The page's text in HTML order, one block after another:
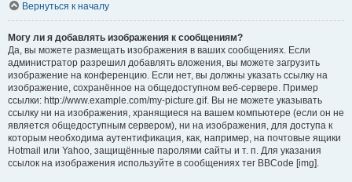
Вернуться к началу
Могу ли я добавлять изображения к сообщениям?
Да, вы можете размещать изображения в ваших сообщениях. Если
администратор разрешил добавлять вложения, вы можете загрузить
изображение на конференцию. Если нет, вы должны указать ссылку на
изображение, сохранённое на общедоступном веб-сервере. Пример
ссылки: http://www.example.com/my-picture.gif. Вы не можете указывать
ссылку ни на изображения, хранящиеся на вашем компьютере (если он не
является общедоступным сервером), ни на изображения, для доступа к
которым необходима аутентификация, как, например, на почтовые ящики
Hotmail или Yahoo, защищённые паролями сайты и т. п. Для указания
ссылок на изображения используйте в сообщениях тег BBCode [img].